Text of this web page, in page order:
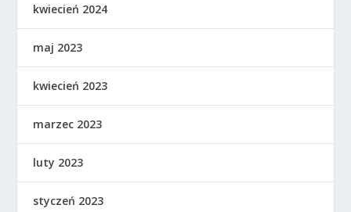
kwiecień 2024
maj 2023
kwiecień 2023
marzec 2023
luty 2023
styczeń 2023